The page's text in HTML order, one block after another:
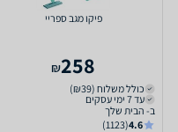
פיקו מגב ספריי
258
₪
כולל משלוח (₪39)
עד 7 ימי עסקים
ב- הבית שלך
4.6
(1123)